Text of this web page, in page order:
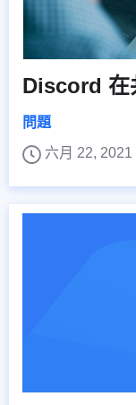
Discord 在
問題
六月 22, 2021